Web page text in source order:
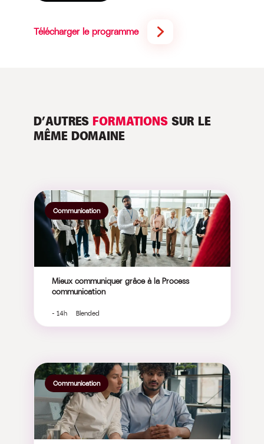
Télécharger le programme
D’AUTRES FORMATIONSSUR LE
MÊME DOMAINE
Communication
Mieux communiquer grâce à la Process
communication
- 14h Blended
Communication